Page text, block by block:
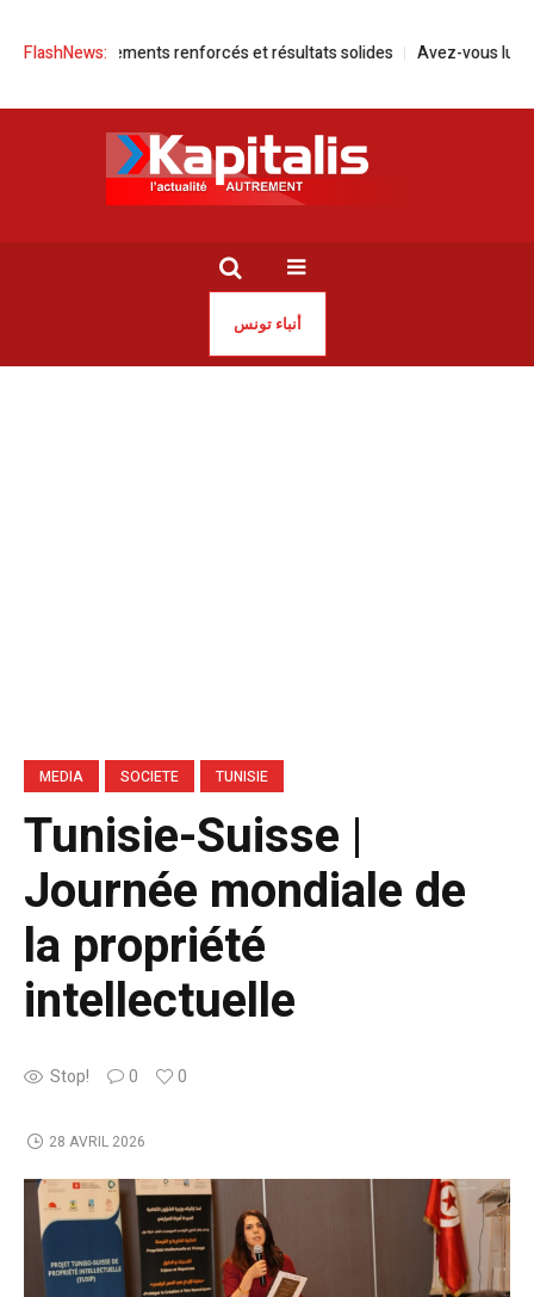
FlashNews:
| Engagements renforcés et résultats solides Avez-vous lu Ahmed
أنباء تونس
MEDIA SOCIETE TUNISIE
Tunisie-Suisse |
Journée mondiale de
la propriété
intellectuelle
Stop! 0 0
28 AVRIL 2026